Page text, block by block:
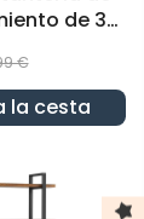
de 3
y
€
la cesta